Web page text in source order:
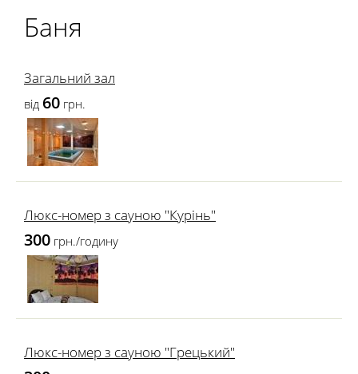
Баня
Загальний зал
від 60 грн.
Люкс-номер з сауною "Курінь"
300 грн./годину
Люкс-номер з сауною "Грецький"